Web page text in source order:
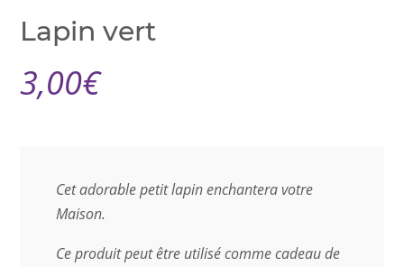
Lapin vert
3,00€
Cet adorable petit lapin enchantera votre
Maison.
Ce produit peut être utilisé comme cadeau de